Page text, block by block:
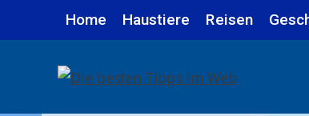
Inhalt
Home Haustiere Reisen